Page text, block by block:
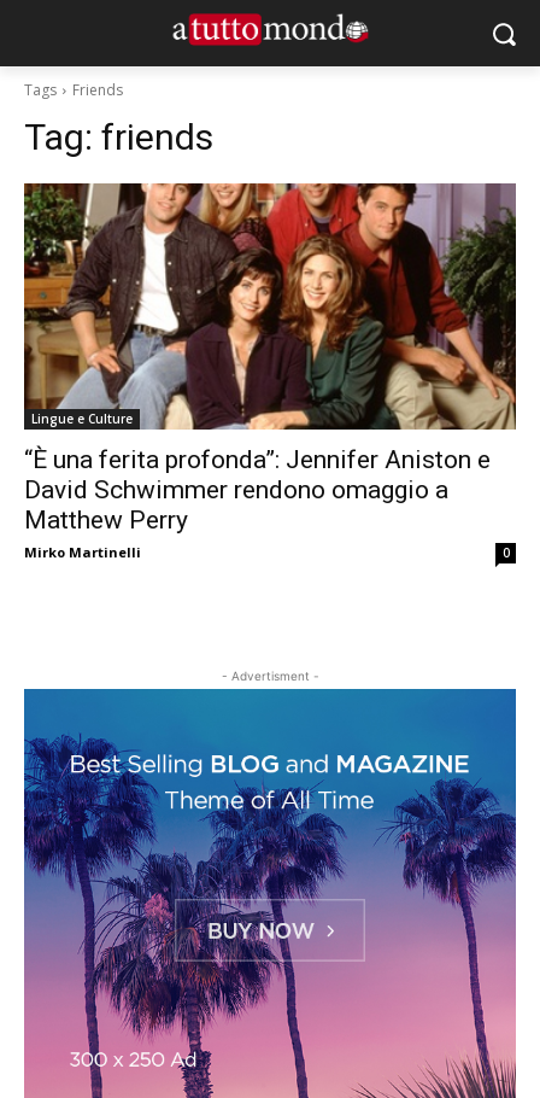
Tags Friends
Tag: friends
Lingue e Culture
“È una ferita profonda”: Jennifer Aniston e
David Schwimmer rendono omaggio a
Matthew Perry
Mirko Martinelli 0
- Advertisment -